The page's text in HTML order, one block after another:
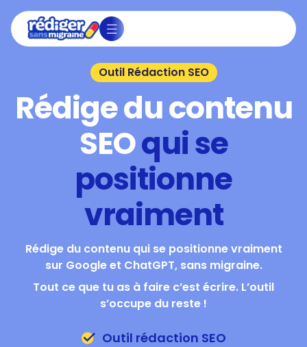
Outil Rédaction SEO
Rédige du contenu
SEOqui se
positionne
vraiment
Rédige du contenu qui se positionne vraiment
sur Google et ChatGPT, sans migraine.
Tout ce que tu as à faire c’est écrire. L’outil
s’occupe du reste !
Outil rédaction SEO